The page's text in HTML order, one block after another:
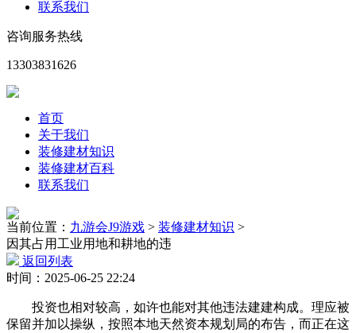
联系我们
咨询服务热线
13303831626
首页
关于我们
装修建材知识
装修建材百科
联系我们
当前位置： 九游会J9游戏 > 装修建材知识 >
因其占用工业用地和耕地的违
返回列表
时间：2025-06-25 22:24
投资也相对较高，如许也能对其他违法建建构成。理应被
保留并加以操纵，按照本地天然资本规划局的布告，而正在这